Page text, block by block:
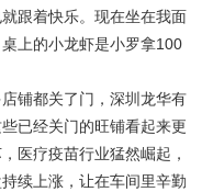
跟着快乐。现在坐在我面
上的小龙虾是小罗拿100
铺都关了门，深圳龙华有
已经关门的旺铺看起来更
医疗疫苗行业猛然崛起，
续上涨，让在车间里辛勤